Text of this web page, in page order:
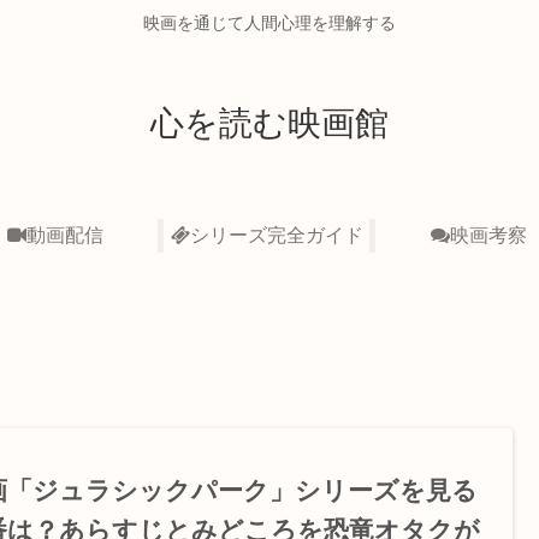
映画を通じて人間心理を理解する
心を読む映画館
動画配信 シリーズ完全ガイド 映画考察
「ジュラシックパーク」シリーズを見る
は？あらすじとみどころを恐竜オタクが